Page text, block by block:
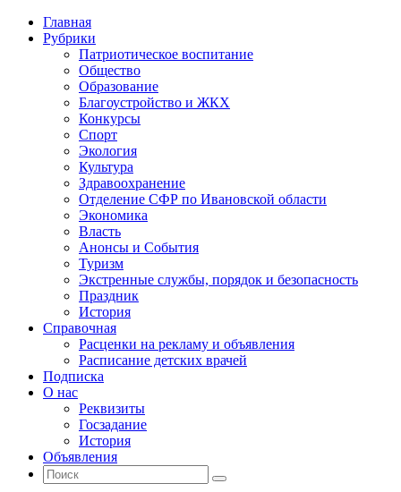
Главная
Рубрики
Патриотическое воспитание
Общество
Образование
Благоустройство и ЖКХ
Конкурсы
Спорт
Экология
Культура
Здравоохранение
Отделение СФР по Ивановской области
Экономика
Власть
Анонсы и События
Туризм
Экстренные службы, порядок и безопасность
Праздник
История
Справочная
Расценки на рекламу и объявления
Расписание детских врачей
Подписка
О нас
Реквизиты
Госзадание
История
Объявления
Поиск
Искать:
Поиск